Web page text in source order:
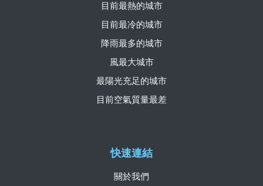
快速連結
關於我們
目前最熱的城市
目前最冷的城市
降雨最多的城市
風最大城市
最陽光充足的城市
目前空氣質量最差